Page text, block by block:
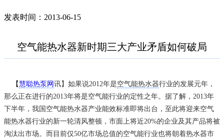
发表时间：2013-06-15
空气能热水器新时期三大产业矛盾如何破局
【慧聪热泵网 讯】如果说2012年是空气能热水器行业的发展元年，
那么正在进行的2013年将是空气能行业的定性之年。据了解，2013年
下半年，我国空气能热水器产业能效标准即将出台，至此将迎来空气
能热水器行业的新一轮清风整顿，市面上将近20%的企业及其产品将被
淘汰出市场。而目前仅50亿市场总值的空气能行业也将朝着热水器市